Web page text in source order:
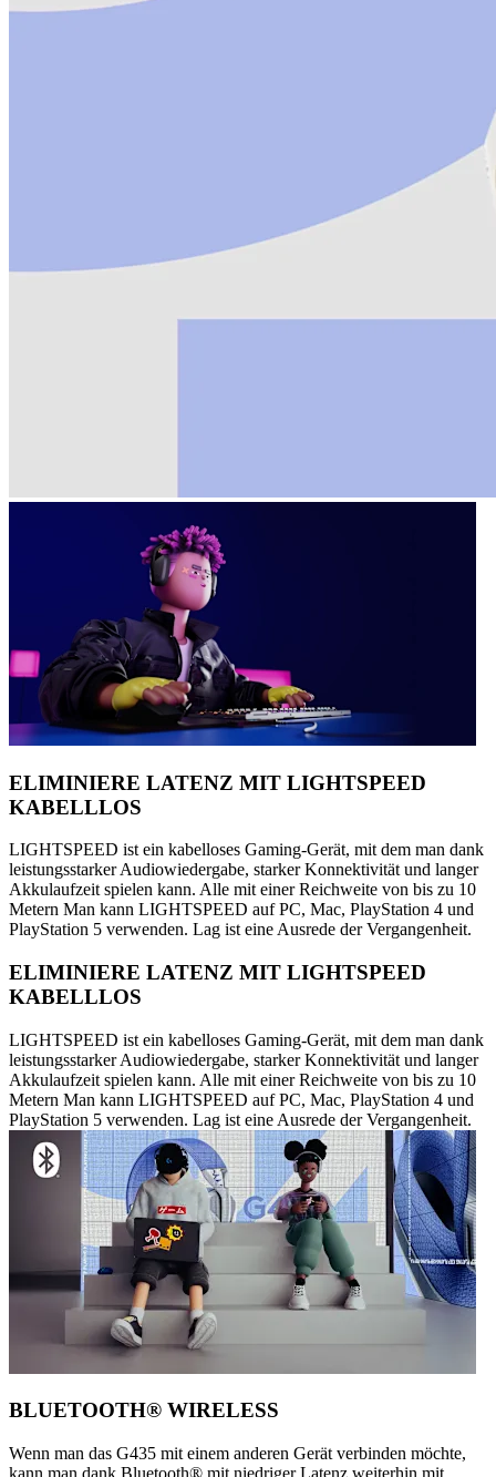
ELIMINIERE LATENZ MIT LIGHTSPEED
KABELLLOS
LIGHTSPEED ist ein kabelloses Gaming-Gerät, mit dem man dank
leistungsstarker Audiowiedergabe, starker Konnektivität und langer
Akkulaufzeit spielen kann. Alle mit einer Reichweite von bis zu 10
Metern Man kann LIGHTSPEED auf PC, Mac, PlayStation 4 und
PlayStation 5 verwenden. Lag ist eine Ausrede der Vergangenheit.
ELIMINIERE LATENZ MIT LIGHTSPEED
KABELLLOS
LIGHTSPEED ist ein kabelloses Gaming-Gerät, mit dem man dank
leistungsstarker Audiowiedergabe, starker Konnektivität und langer
Akkulaufzeit spielen kann. Alle mit einer Reichweite von bis zu 10
Metern Man kann LIGHTSPEED auf PC, Mac, PlayStation 4 und
PlayStation 5 verwenden. Lag ist eine Ausrede der Vergangenheit.
BLUETOOTH® WIRELESS
Wenn man das G435 mit einem anderen Gerät verbinden möchte,